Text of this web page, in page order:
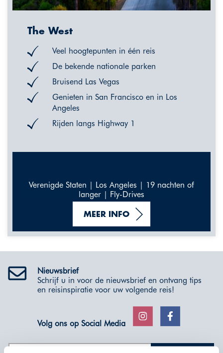
The West
Veel hoogtepunten in één reis
De bekende nationale parken
Bruisend Las Vegas
Genieten in San Francisco en in Los
Angeles
Rijden langs Highway 1
Verenigde Staten | Los Angeles | 19 nachten of
langer | Fly-Drives
MEER INFO
Nieuwsbrief
Schrijf u in voor de nieuwsbrief en ontvang tips
en reisinspiratie voor uw volgende reis!
Volg ons op Social Media